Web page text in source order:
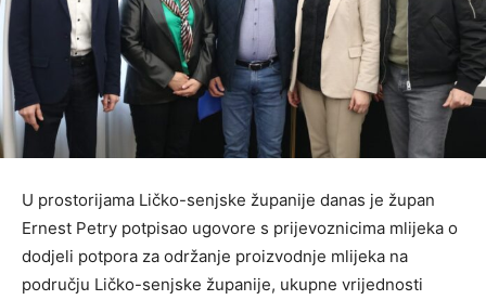
U prostorijama Ličko-senjske županije danas je župan
Ernest Petry potpisao ugovore s prijevoznicima mlijeka o
dodjeli potpora za održanje proizvodnje mlijeka na
području Ličko-senjske županije, ukupne vrijednosti